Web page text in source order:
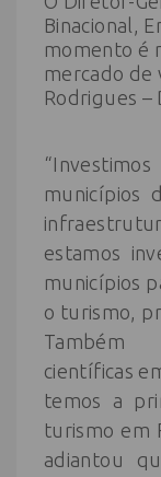
Binacional,
momento é
mercado de
Rodrigues –
municípios
estamos
municípios
o turismo,
Também
científicas
temos a
turismo em
adiantou